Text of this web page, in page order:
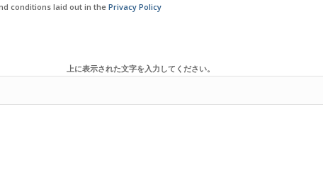
conditions laid out in thePrivacy Policy
上に表示された文字を入力してください。